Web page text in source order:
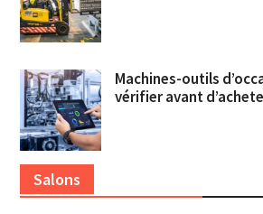
Machines-outils
vérifier avant
Salons